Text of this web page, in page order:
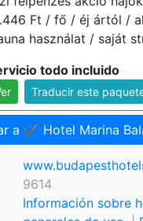
Ft / fő / éj ártól /
használat / saját
todo incluido
Traducir este
a ✔️ Hotel Marina
9614
Información sobre